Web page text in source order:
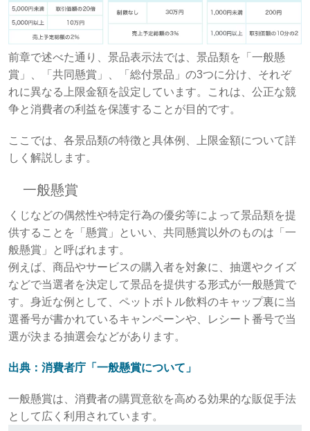
前章で述べた通り、景品表示法では、景品類を「一般懸
賞」、「共同懸賞」、「総付景品」の3つに分け、それぞ
れに異なる上限金額を設定しています。これは、公正な競
争と消費者の利益を保護することが目的です。
ここでは、各景品類の特徴と具体例、上限金額について詳
しく解説します。
一般懸賞
くじなどの偶然性や特定行為の優劣等によって景品類を提
供することを「懸賞」といい、共同懸賞以外のものは「一
般懸賞」と呼ばれます。
例えば、商品やサービスの購入者を対象に、抽選やクイズ
などで当選者を決定して景品を提供する形式が一般懸賞で
す。身近な例として、ペットボトル飲料のキャップ裏に当
選番号が書かれているキャンペーンや、レシート番号で当
選が決まる抽選会などがあります。
出典：消費者庁「一般懸賞について」
一般懸賞は、消費者の購買意欲を高める効果的な販促手法
として広く利用されています。